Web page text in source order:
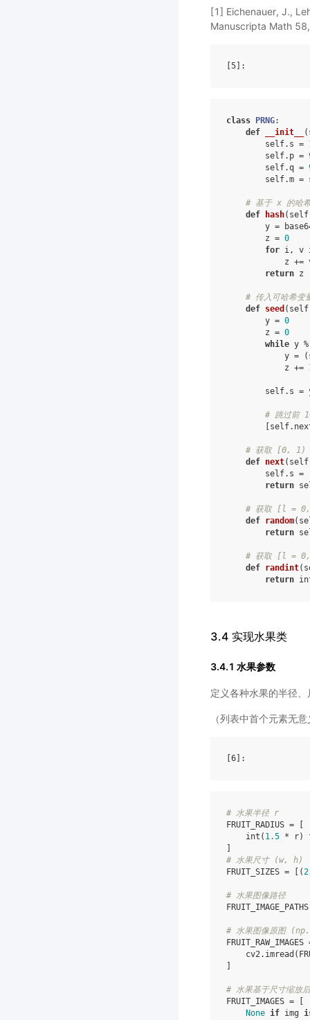
[1] Eichenauer, J.,
Manuscripta Math
[5]
class PRNG:
def
__init__ (
self. s =
self. p =
self.q =
self.m =
# 基于 x 的哈希
def
hash( self
y =
z = 0
for i, v
z +=
return z
# 传入可哈希
def seed ( self
y = 0
z = 0
while y %
y = (
z +=
self. s =
# 跳过前
[self.
# 获取 [0, 1)
def next( self
self. s =
return
# 获取 [l = 0,
def random(
return
# 获取 [l = 0,
def randint(
return
3.4 实现水果类
3.4.1 水果参数
定义各种水果的半径
（列表中首个元素无
[6]
# 水果半径 r
FRUIT_RADIUS =
[
int ( 1.5 * r)
]
# 水果尺寸 (w, h)
FRUIT_SIZES = [( 2
# 水果图像路径
FRUIT_IMAGE_PATHS
# 水果图像原图
FRUIT_RAW_IMAGES
cv2 . imread (
]
# 水果基于尺寸缩
FRUIT_IMAGES =
[
None if img